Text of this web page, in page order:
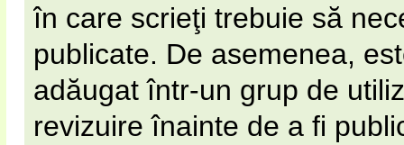
în care scrieţi trebuie să
publicate. De asemenea,
adăugat într-un grup de
revizuire înainte de a fi